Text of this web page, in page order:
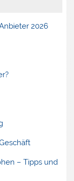
2026
– Tipps und